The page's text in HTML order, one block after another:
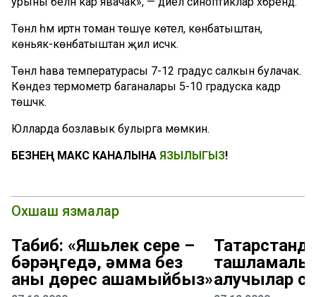
Төнлә һәм иртән томан төшүе көтелә, көнбатыштан,
көньяк-көнбатыштан җил исәчәк.
Төнлә һава температурасы 7-12 градус салкын булачак.
Көндез термометр баганалары 5-10 градуска кадәр
төшәчәк.
Юлларда бозлавык булырга мөмкин.
БЕЗНЕҢ МАКС КАНАЛЫНА ЯЗЫЛЫГЫЗ!
Охшаш язмалар
Табиб: «Яшьлек сере –
бәрәңгедә, әмма без
аны дөрес ашамыйбыз»
ташламалы
алучылар